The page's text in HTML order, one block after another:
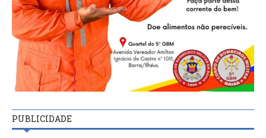
PUBLICIDADE